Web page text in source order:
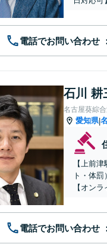
電話でお問い合わせ
石川 耕
名古屋葵綜
愛知県|
【上前
ト・体
【オン
電話でお問い合わせ